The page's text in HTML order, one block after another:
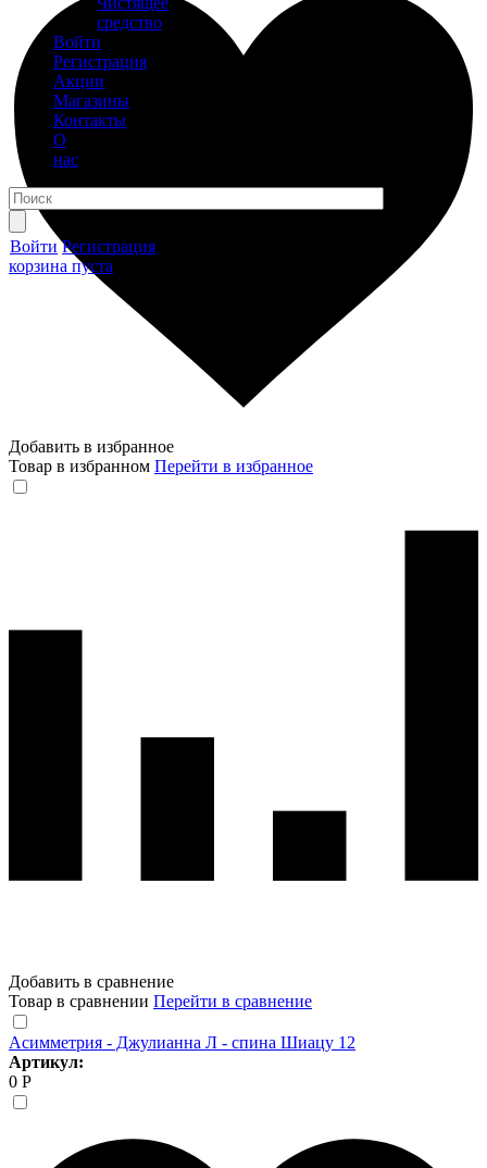
средство
Войти
Регистрация
Акции
Магазины
Контакты
О
нас
Войти Регистрация
корзина пуста
Добавить в избранное
Товар в избранном Перейти в избранное
Добавить в сравнение
Товар в сравнении Перейти в сравнение
Асимметрия - Джулианна Л - спина Шиацу 12
Артикул:
0 Р